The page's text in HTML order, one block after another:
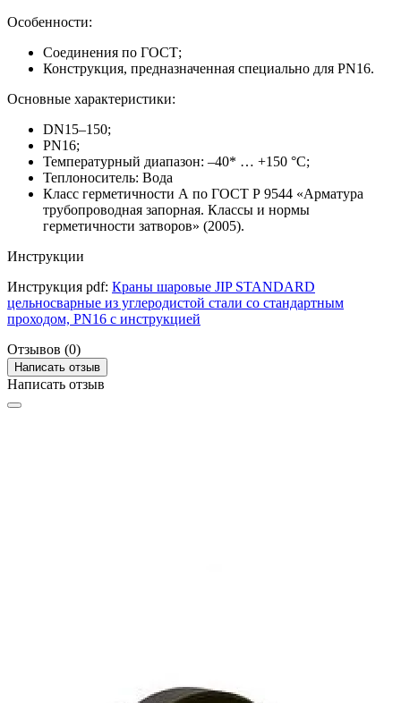
Особенности:
Соединения по ГОСТ;
Конструкция, предназначенная специально для PN16.
Основные характеристики:
DN15–150;
PN16;
Температурный диапазон: –40* … +150 °C;
Теплоноситель: Вода
Класс герметичности А по ГОСТ Р 9544 «Арматура
трубопроводная запорная. Классы и нормы
герметичности затворов» (2005).
Инструкции
Инструкция pdf: Краны шаровые JIP STANDARD
цельносварные из углеродистой стали со стандартным
проходом, PN16 с инструкцией
Отзывов (0)
Написать отзыв
Написать отзыв